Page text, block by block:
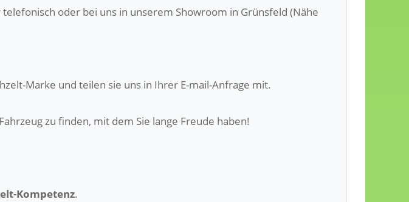
oder bei uns in unserem Showroom in Grünsfeld (Nähe
Marke und teilen sie uns in Ihrer E-mail-Anfrage mit.
zu finden, mit dem Sie lange Freude haben!
Kompetenz.